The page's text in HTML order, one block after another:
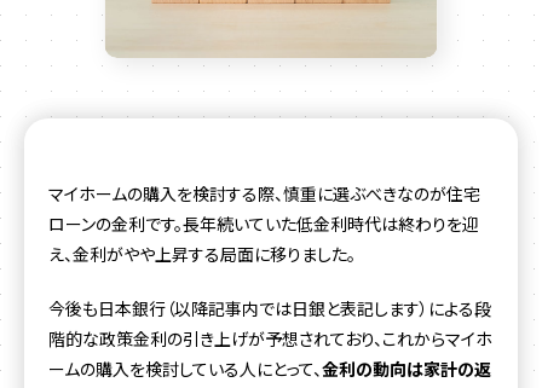
マイホームの購入を検討する際、慎重に選ぶべきなのが住宅
ローンの金利です。長年続いていた低金利時代は終わりを迎
え、金利がやや上昇する局面に移りました。
今後も日本銀行（以降記事内では日銀と表記します）による段
階的な政策金利の引き上げが予想されており、これからマイホ
ームの購入を検討している人にとって、金利の動向は家計の返